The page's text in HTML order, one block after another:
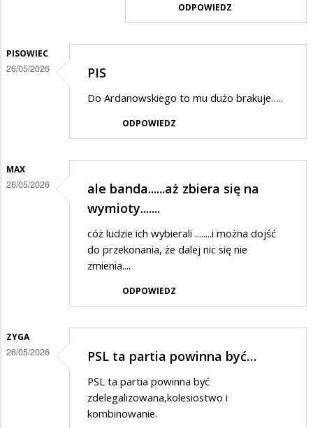
ODPOWIEDZ
PISOWIEC
26/05/2026 PIS
Do Ardanowskiego to mu dużo brakuje…..
ODPOWIEDZ
MAX
26/05/2026
ale banda......aż zbiera się na
wymioty.......
cóż ludzie ich wybierali ........i można dojść
do przekonania, że dalej nic się nie
zmienia....
ODPOWIEDZ
ZYGA
26/05/2026 PSL ta partia powinna być…
PSL ta partia powinna być
zdelegalizowana,kolesiostwo i
kombinowanie.